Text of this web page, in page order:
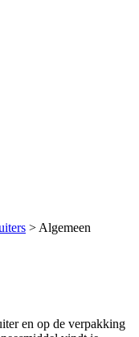
> Algemeen
en op de verpakking